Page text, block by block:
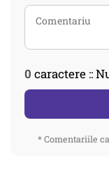
0 caractere ::
* Comentariile